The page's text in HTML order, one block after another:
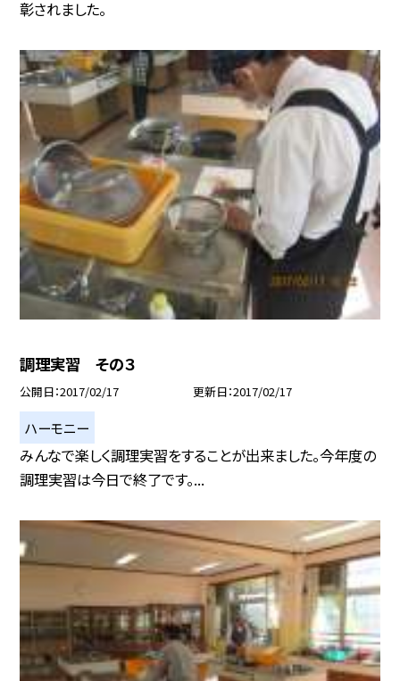
彰されました。
調理実習 その３
公開日 2017/02/17 更新日 2017/02/17
ハーモニー
みんなで楽しく調理実習をすることが出来ました。今年度の
調理実習は今日で終了です。...